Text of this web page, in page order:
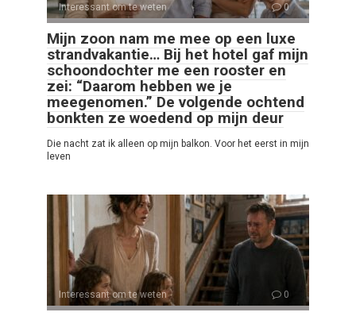
Interessant om te weten 0
Mijn zoon nam me mee op een luxe
strandvakantie… Bij het hotel gaf mijn
schoondochter me een rooster en
zei: “Daarom hebben we je
meegenomen.” De volgende ochtend
bonkten ze woedend op mijn deur
Die nacht zat ik alleen op mijn balkon. Voor het eerst in mijn
leven
Interessant om te weten 0